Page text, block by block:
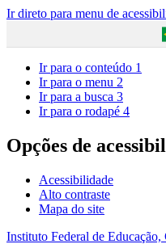
Ir direto para menu de
Ir para o conteúdo 1
Ir para o menu 2
Ir para a busca 3
Ir para o rodapé 4
Opções de
Acessibilidade
Alto contraste
Mapa do site
Instituto Federal de